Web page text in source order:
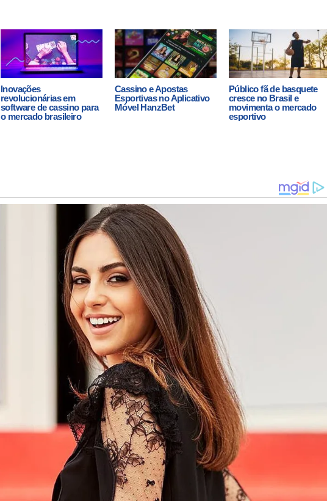
Inovações
revolucionárias em
software de cassino para
o mercado brasileiro
Cassino e Apostas
Esportivas no Aplicativo
Móvel HanzBet
Público fã de basquete
cresce no Brasil e
movimenta o mercado
esportivo